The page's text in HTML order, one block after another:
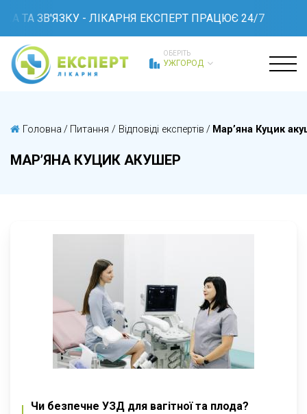
ТА ЗВ'ЯЗКУ - ЛІКАРНЯ ЕКСПЕРТ ПРАЦЮЄ 24/7
ОБЕРІТЬ
УЖГОРОД
Головна / Питання / Відповіді експертів / Мар’яна Куцик
МАР’ЯНА КУЦИК АКУШЕР
Чи безпечне УЗД для вагітної та плода?